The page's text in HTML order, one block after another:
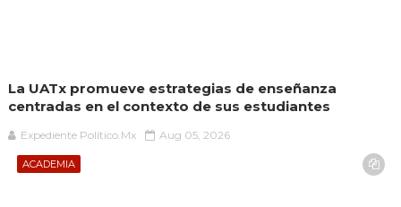
La UATx promueve estrategias de enseñanza
centradas en el contexto de sus estudiantes
Expediente Político.Mx Aug 05, 2026
ACADEMIA